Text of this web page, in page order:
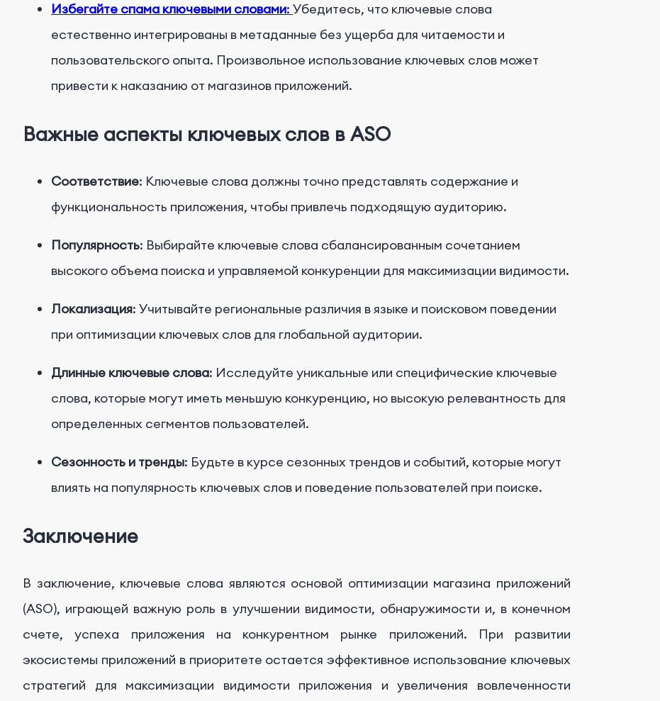
Избегайте спама ключевыми словами: Убедитесь, что ключевые слова
естественно интегрированы в метаданные без ущерба для читаемости и
пользовательского опыта. Произвольное использование ключевых слов может
привести к наказанию от магазинов приложений.
Важные аспекты ключевых слов в ASO
Соответствие: Ключевые слова должны точно представлять содержание и
функциональность приложения, чтобы привлечь подходящую аудиторию.
Популярность: Выбирайте ключевые слова сбалансированным сочетанием
высокого объема поиска и управляемой конкуренции для максимизации видимости.
Локализация: Учитывайте региональные различия в языке и поисковом поведении
при оптимизации ключевых слов для глобальной аудитории.
Длинные ключевые слова: Исследуйте уникальные или специфические ключевые
слова, которые могут иметь меньшую конкуренцию, но высокую релевантность для
определенных сегментов пользователей.
Сезонность и тренды: Будьте в курсе сезонных трендов и событий, которые могут
влиять на популярность ключевых слов и поведение пользователей при поиске.
Заключение
В заключение, ключевые слова являются основой оптимизации магазина приложений
(ASO), играющей важную роль в улучшении видимости, обнаружимости и, в конечном
счете, успеха приложения на конкурентном рынке приложений. При развитии
экосистемы приложений в приоритете остается эффективное использование ключевых
стратегий для максимизации видимости приложения и увеличения вовлеченности